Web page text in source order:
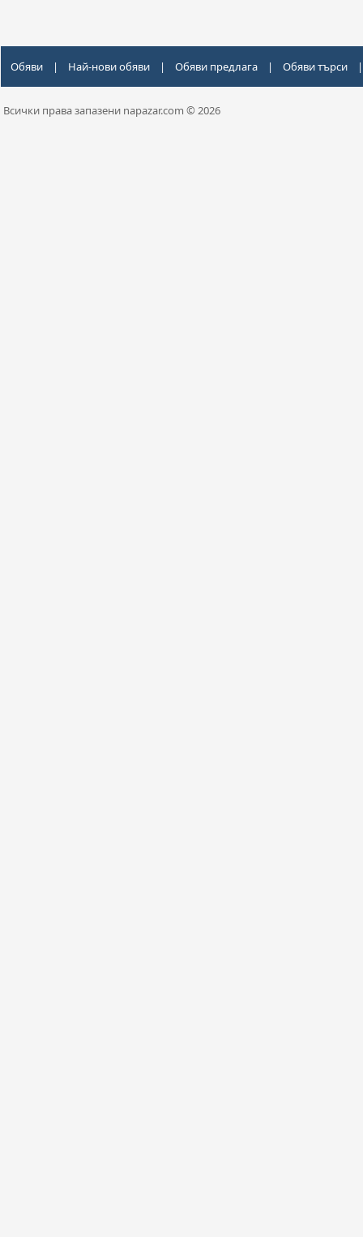
Обяви | Най-нови обяви | Обяви предлага | Обяви търси |
Всички права запазени napazar.com © 2026